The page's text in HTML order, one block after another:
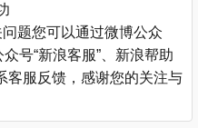
题您可以通过微博公众
号“新浪客服”、新浪帮助
客服反馈，感谢您的关注与